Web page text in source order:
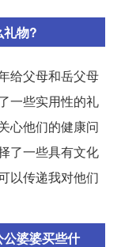
礼物?
给父母和岳父母
一些实用性的礼
心他们的健康问
了一些具有文化
以传递我对他们
婆婆买些什